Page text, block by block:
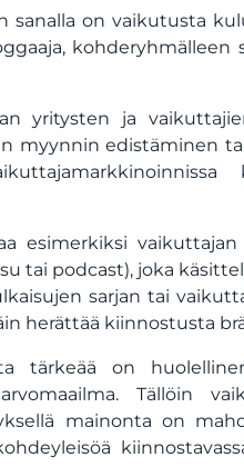
on vaikutusta
yritysten ja
myynnin edistäminen
esimerkiksi
tai podcast), joka
sarjan tai
herättää kiinnostusta
tärkeää on
Tällöin
mainonta on